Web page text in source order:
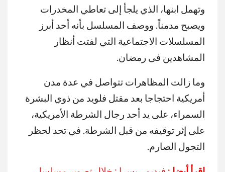
وتهمل ابنها، الذي يلجأ إلى تعاطي المخدرات
ويصبح مدمناً. ووصف المسلسل بأنه أحد أبرز
المسلسلات الاجتماعية التي لفتت أنظار
المشاهدين فى رمضان.
وما زالت المظاهرات تتواصل في عدة مدن
أمريكية احتجاجا بعد مقتل فلويد من ذوي البشرة
السمراء، على يد أحد رجال الشرطة الأمريكية،
على إثر توقيفه من قبل الشرطة. في تحد لحظر
التجول الصارم.